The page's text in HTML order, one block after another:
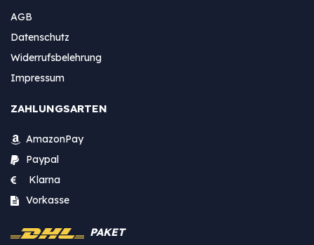
AGB
Datenschutz
Widerrufsbelehrung
Impressum
ZAHLUNGSARTEN
AmazonPay
Paypal
Klarna
Vorkasse
PAKET